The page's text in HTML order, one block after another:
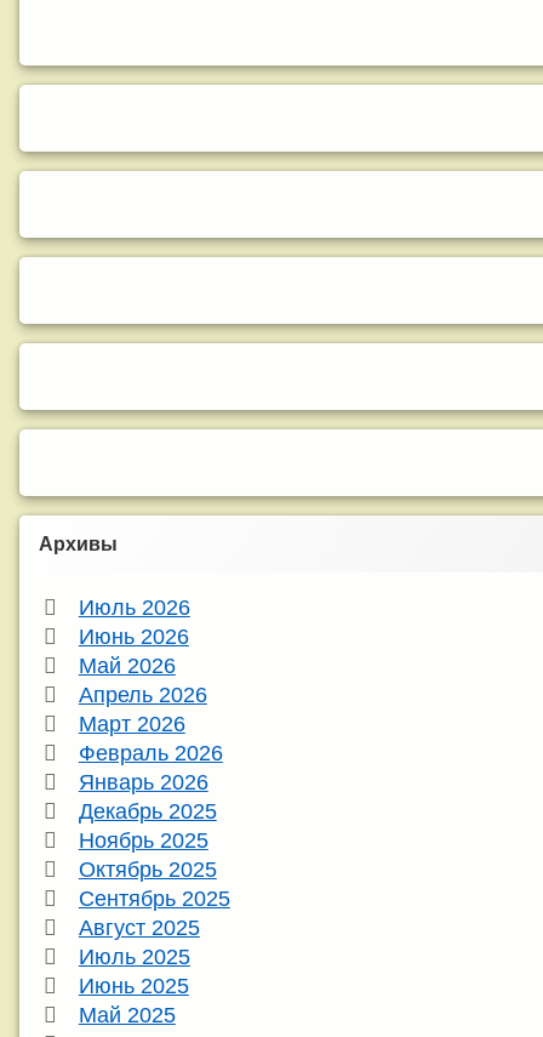
Архивы
Июль 2026
Июнь 2026
Май 2026
Апрель 2026
Март 2026
Февраль 2026
Январь 2026
Декабрь 2025
Ноябрь 2025
Октябрь 2025
Сентябрь 2025
Август 2025
Июль 2025
Июнь 2025
Май 2025